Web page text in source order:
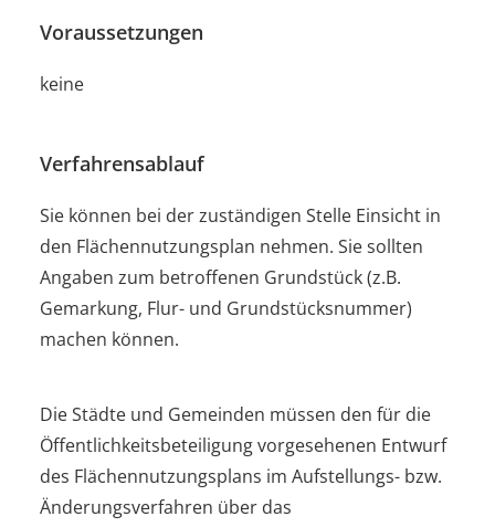
Voraussetzungen
keine
Verfahrensablauf
Sie können bei der zuständigen Stelle Einsicht in
den Flächennutzungsplan nehmen. Sie sollten
Angaben zum betroffenen Grundstück (z.B.
Gemarkung, Flur- und Grundstücksnummer)
machen können.
Die Städte und Gemeinden müssen den für die
Öffentlichkeitsbeteiligung vorgesehenen Entwurf
des Flächennutzungsplans im Aufstellungs- bzw.
Änderungsverfahren über das